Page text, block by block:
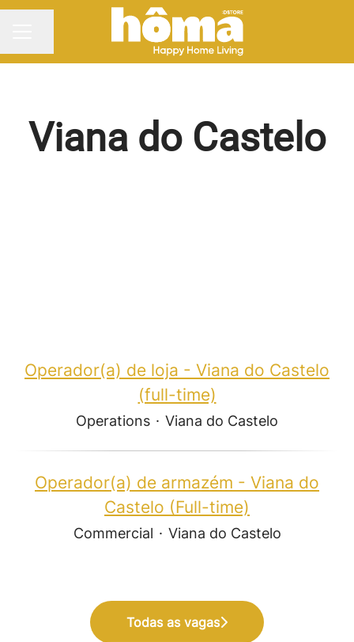
MENU DE CARREIRAS
Partilhar página
Viana do Castelo
Operador(a) de loja - Viana do Castelo
(full-time)
Operations · Viana do Castelo
Operador(a) de armazém - Viana do
Castelo (Full-time)
Commercial · Viana do Castelo
Todas as vagas